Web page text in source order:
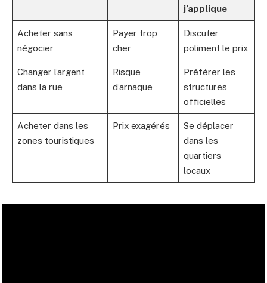
j’applique
Acheter sans
négocier
Payer trop
cher
Discuter
poliment le prix
Changer l’argent
dans la rue
Risque
d’arnaque
Préférer les
structures
officielles
Acheter dans les
zones touristiques
Prix exagérés
Se déplacer
dans les
quartiers
locaux